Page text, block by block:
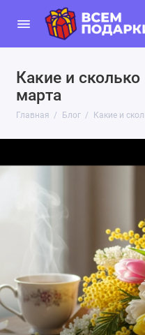
Какие и
марта
Главная Блог Какие и